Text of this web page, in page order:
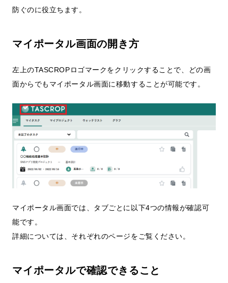
防ぐのに役立ちます。
マイポータル画面の開き方
左上のTASCROPロゴマークをクリックすることで、どの画
面からでもマイポータル画面に移動することが可能です。
マイポータル画面では、タブごとに以下4つの情報が確認可
能です。
詳細については、それぞれのページをご覧ください。
マイポータルで確認できること